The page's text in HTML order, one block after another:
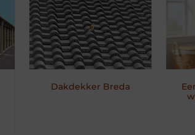
Dakdekker Breda